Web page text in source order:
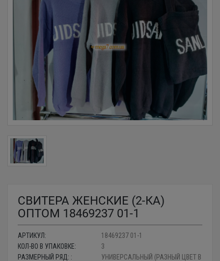
СВИТЕРА ЖЕНСКИЕ (2-КА)
ОПТОМ 18469237 01-1
АРТИКУЛ:
18469237 01-1
КОЛ-ВО В УПАКОВКЕ:
3
РАЗМЕРНЫЙ РЯД: :
УНИВЕРСАЛЬНЫЙ (РАЗНЫЙ ЦВЕТ В